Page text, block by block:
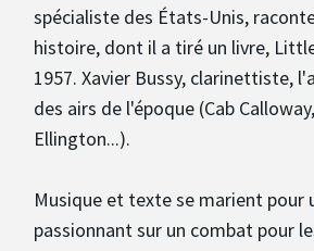
spécialiste des États-Unis,
histoire, dont il a tiré un livre,
1957. Xavier Bussy, clarinettiste,
des airs de l'époque (Cab
Ellington...).
Musique et texte se marient pour
passionnant sur un combat pour